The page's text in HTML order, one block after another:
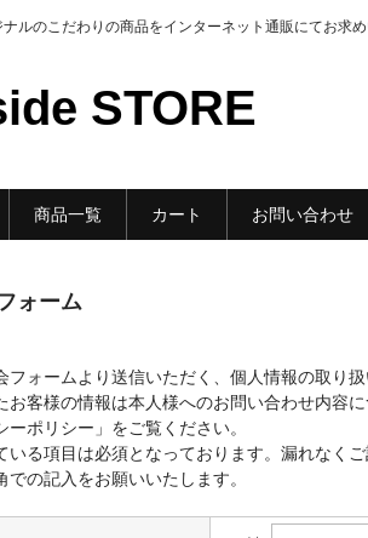
ルのこだわりの商品をインターネット通販にてお求め
STORE
商品一覧 カート お問い合わせ
ォーム
フォームより送信いただく、個人情報の取り
お客様の情報は本人様へのお問い合わせ内容
ーポリシー」をご覧ください。
いる項目は必須となっております。漏れなくご
での記入をお願いいたします。